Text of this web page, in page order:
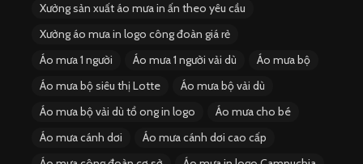
Xưởng sản xuất áo mưa in ấn theo yêu cầu
Xưởng áo mưa in logo công đoàn giá rẻ
Áo mưa 1 người
Áo mưa 1 người vải dù
Áo mưa bộ
Áo mưa bộ siêu thị Lotte
Áo mưa bộ vải dù
Áo mưa bộ vải dù tổ ong in logo
Áo mưa cho bé
Áo mưa cánh dơi
Áo mưa cánh dơi cao cấp